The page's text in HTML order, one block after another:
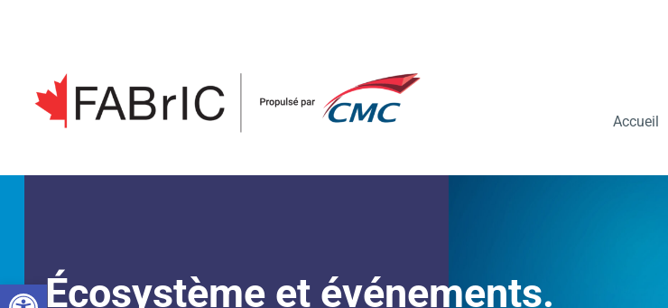
Open toolbar
Accueil
Écosystème et événements.